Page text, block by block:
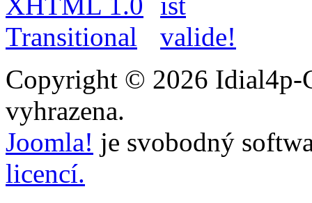
Copyright © 2026 Idial4p-
vyhrazena.
Joomla! je svobodný
licencí.